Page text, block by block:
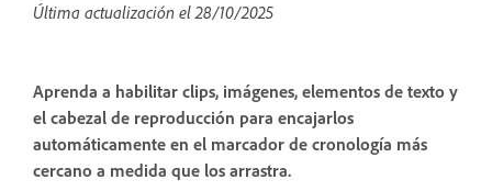
Última actualización el28/10/2025
Aprenda a habilitar clips, imágenes, elementos de texto y
el cabezal de reproducción para encajarlos
automáticamente en el marcador de cronología más
cercano a medida que los arrastra.